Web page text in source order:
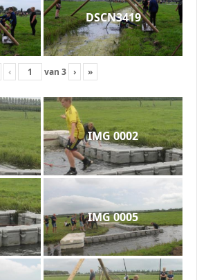
DSCN3419
‹ van 3 › »
IMG 0002
IMG 0005